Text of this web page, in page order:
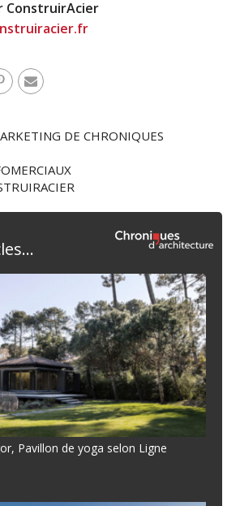
ConstruirAcier
DE CHRONIQUES
Pavillon de yoga selon Ligne